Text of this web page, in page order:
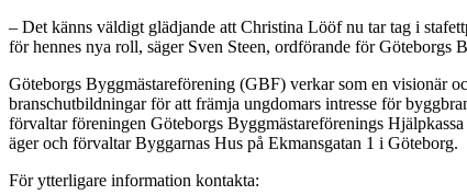
– Det känns väldigt glädjande att Christina Lööf nu tar tag i
för hennes nya roll, säger Sven Steen, ordförande för Göteborgs
Göteborgs Byggmästareförening (GBF) verkar som en visionär
branschutbildningar för att främja ungdomars intresse för
förvaltar föreningen Göteborgs Byggmästareförenings
äger och förvaltar Byggarnas Hus på Ekmansgatan 1 i Göteborg.
För ytterligare information kontakta: